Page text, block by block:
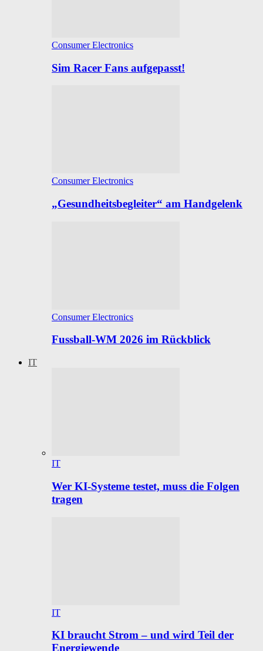
Consumer Electronics
Sim Racer Fans aufgepasst!
Consumer Electronics
„Gesundheitsbegleiter“ am Handgelenk
Consumer Electronics
Fussball-WM 2026 im Rückblick
IT
IT
Wer KI-Systeme testet, muss die Folgen
tragen
IT
KI braucht Strom – und wird Teil der
Energiewende